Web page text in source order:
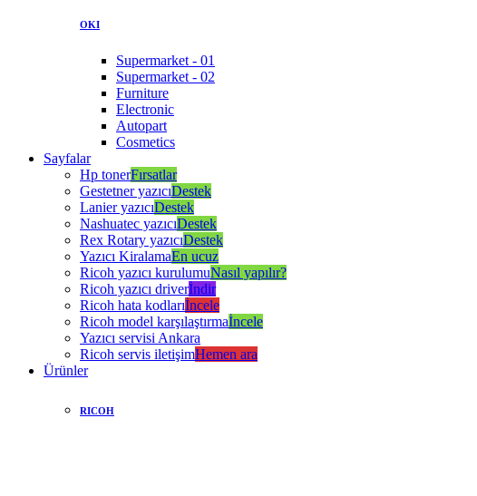
OKI
Supermarket - 01
Supermarket - 02
Furniture
Electronic
Autopart
Cosmetics
Sayfalar
Hp tonerFırsatlar
Gestetner yazıcıDestek
Lanier yazıcıDestek
Nashuatec yazıcıDestek
Rex Rotary yazıcıDestek
Yazıcı KiralamaEn ucuz
Ricoh yazıcı kurulumuNasıl yapılır?
Ricoh yazıcı driverİndir
Ricoh hata kodlarıİncele
Ricoh model karşılaştırmaİncele
Yazıcı servisi Ankara
Ricoh servis iletişimHemen ara
Ürünler
RICOH